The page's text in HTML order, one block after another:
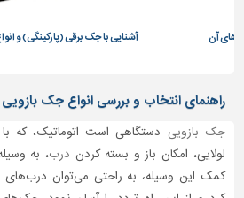
های آن آشنایی با جک برقی (پارکینگی) و
راهنمای انتخاب و بررسی انواع جک بازویی
جک بازویی دستگاهی است اتوماتیک،
لولایی، امکان باز و بسته کردن درب، به
کمک این وسیله، به راحتی می‌توان درب‌های